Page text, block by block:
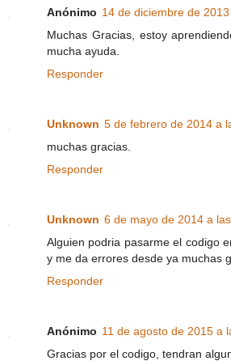
Anónimo 14 de diciembre de
Muchas Gracias, estoy
mucha ayuda.
Responder
Unknown 5 de febrero de 2014 a
muchas gracias.
Responder
Unknown 6 de mayo de 2014 a
Alguien podria pasarme el codigo
y me da errores desde ya muchas
Responder
Anónimo 11 de agosto de 2015 a
Gracias por el codigo, tendran